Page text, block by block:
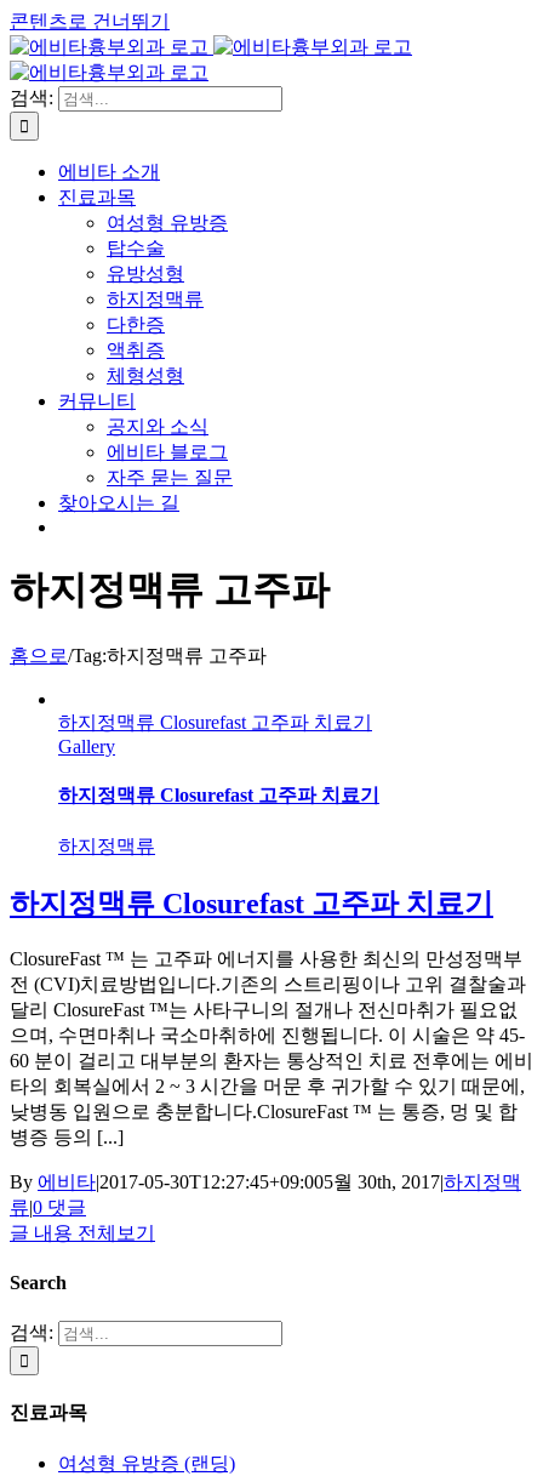
콘텐츠로 건너뛰기
검색:
에비타 소개
진료과목
여성형 유방증
탑수술
유방성형
하지정맥류
다한증
액취증
체형성형
커뮤니티
공지와 소식
에비타 블로그
자주 묻는 질문
찾아오시는 길
하지정맥류 고주파
홈으로/Tag:하지정맥류 고주파
하지정맥류 Closurefast 고주파 치료기
Gallery
하지정맥류 Closurefast 고주파 치료기
하지정맥류
하지정맥류 Closurefast 고주파 치료기
ClosureFast ™ 는 고주파 에너지를 사용한 최신의 만성정맥부
전 (CVI)치료방법입니다.기존의 스트리핑이나 고위 결찰술과
달리 ClosureFast ™는 사타구니의 절개나 전신마취가 필요없
으며, 수면마취나 국소마취하에 진행됩니다. 이 시술은 약 45-
60 분이 걸리고 대부분의 환자는 통상적인 치료 전후에는 에비
타의 회복실에서 2 ~ 3 시간을 머문 후 귀가할 수 있기 때문에,
낮병동 입원으로 충분합니다.ClosureFast ™ 는 통증, 멍 및 합
병증 등의 [...]
By 에비타|2017-05-30T12:27:45+09:005월 30th, 2017|하지정맥
류|0 댓글
글 내용 전체보기
Search
검색:
진료과목
여성형 유방증 (랜딩)